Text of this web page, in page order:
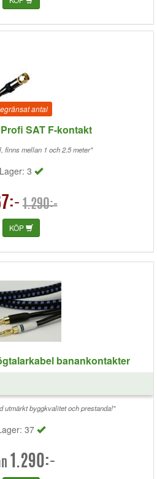
antal
SAT F-kontakt
finns mellan 1 och 2.5 meter"
Lager: 3
1.290:-
KÖP
banankontakter
utmärkt byggkvalitet och prestanda!"
37
1.290:-